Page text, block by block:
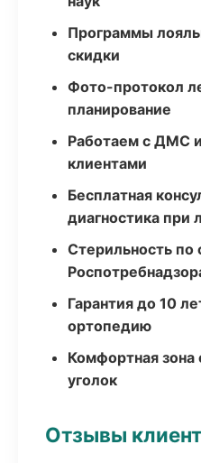
Программы
скидки
Фото-протокол
планирование
Работаем с ДМС
клиентами
Бесплатная
диагностика при
Стерильность по
Гарантия до 10
ортопедию
Комфортная
уголок
Отзывы